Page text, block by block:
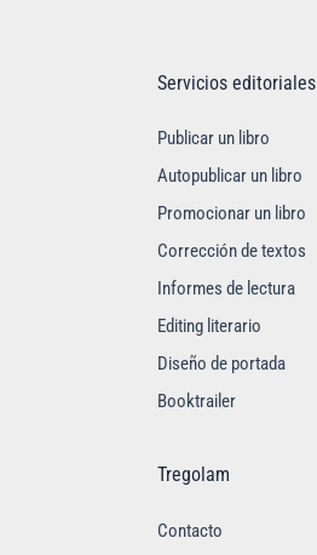
Servicios editoriales
Publicar un libro
Autopublicar un libro
Promocionar un libro
Corrección de textos
Informes de lectura
Editing literario
Diseño de portada
Booktrailer
Tregolam
Contacto